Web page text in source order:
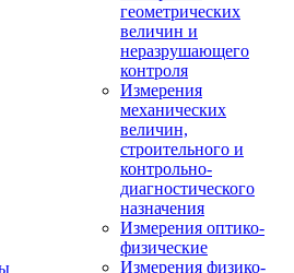
геометрических
величин и
неразрушающего
контроля
Измерения
механических
величин,
строительного и
контрольно-
диагностического
назначения
Измерения оптико-
физические
Измерения физико-